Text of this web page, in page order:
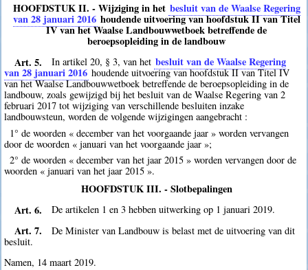
HOOFDSTUK II. - Wijziging in het besluit van de Waalse Regering
van 28 januari 2016 houdende uitvoering van hoofdstuk II van Titel
IV van het Waalse Landbouwwetboek betreffende de
beroepsopleiding in de landbouw
Art. 5.
In artikel 20, § 3, van het besluit van de Waalse Regering
van 28 januari 2016 houdende uitvoering van hoofdstuk II van Titel IV
van het Waalse Landbouwwetboek betreffende de beroepsopleiding in de
landbouw, zoals gewijzigd bij het besluit van de Waalse Regering van 2
februari 2017 tot wijziging van verschillende besluiten inzake
landbouwsteun, worden de volgende wijzigingen aangebracht :
1° de woorden « december van het voorgaande jaar » worden vervangen
door de woorden « januari van het voorgaande jaar »;
2° de woorden « december van het jaar 2015 » worden vervangen door de
woorden « januari van het jaar 2015 ».
HOOFDSTUK III. - Slotbepalingen
Art. 6.
De artikelen 1 en 3 hebben uitwerking op 1 januari 2019.
Art. 7.
De Minister van Landbouw is belast met de uitvoering van dit
besluit.
Namen, 14 maart 2019.